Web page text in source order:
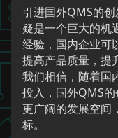
引进国外QMS的
疑是一个巨大的机
经验，国内企业可
提高产品质量，提
我们相信，随着国
投入，国外QMS
更广阔的发展空间
标。